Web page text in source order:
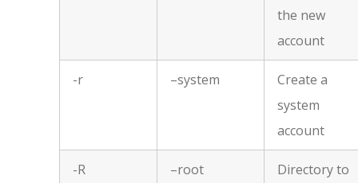
the new
account
-r –system
Create a
system
account
-R
–root
Directory to